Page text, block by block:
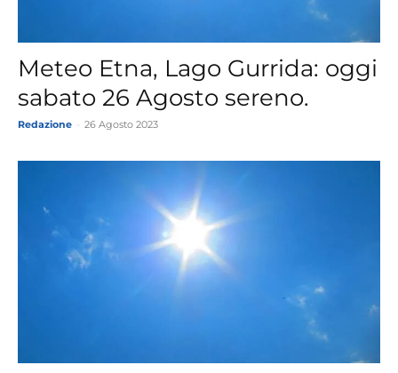
Meteo Etna, Lago Gurrida: oggi
sabato 26 Agosto sereno.
Redazione 26 Agosto 2023